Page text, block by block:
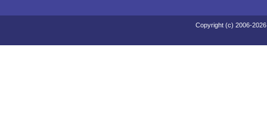
Copyright (c) 2006-